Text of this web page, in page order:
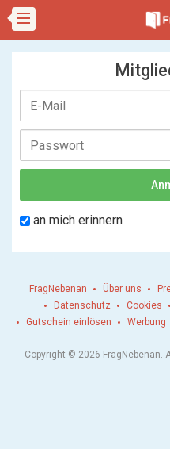
an mich erinnern
FragNebenan Über uns
Datenschutz
Cookies
Gutschein einlösen
Werbung
Copyright © 2026 FragNebenan.